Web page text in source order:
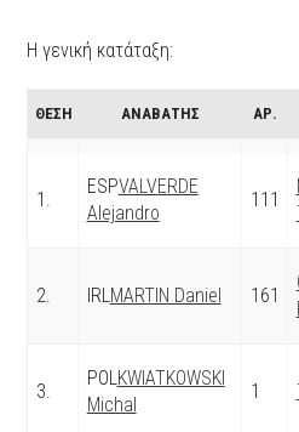
Η γενική κατάταξη:
ΘΕΣΗ ΑΝΑΒΑΤΗΣ ΑΡ.
1.
ESPVALVERDE
Alejandro
111
2. IRLMARTIN Daniel 161
3.
POLKWIATKOWSKI
Michal
1